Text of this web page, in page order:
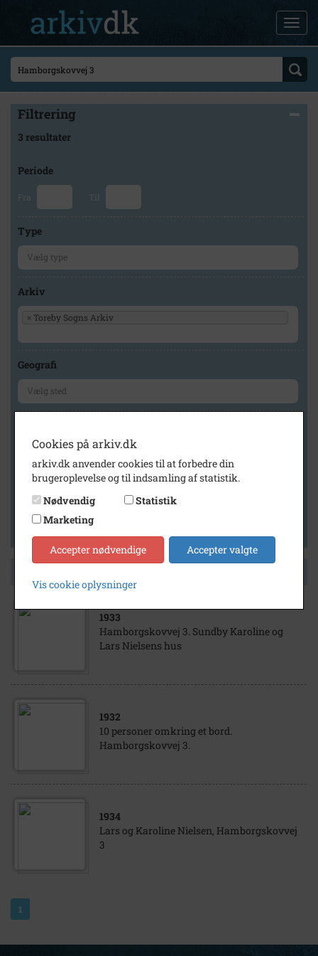
Filtrering
3 resultater
Periode
Fra Til
Type
Arkiv
× Toreby Sogns Arkiv
Geografi
Vis kun med billeder
Vis kun med filmklip
Vis kun med kilder
1933
Hamborgskovvej 3. Sundby Karoline og
Lars Nielsens hus
1932
10 personer omkring et bord.
Hamborgskovvej 3.
1934
Lars og Karoline Nielsen, Hamborgskovvej
3
1
Cookies på arkiv.dk
arkiv.dk anvender cookies til at forbedre din
brugeroplevelse og til indsamling af statistik.
Nødvendig
Statistik
Marketing
Accepter nødvendige Accepter valgte
Vis cookie oplysninger